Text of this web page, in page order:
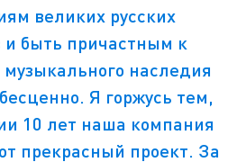
великих русских
и быть причастным к
наследия
Я горжусь тем,
10 лет наша компания
прекрасный проект. За